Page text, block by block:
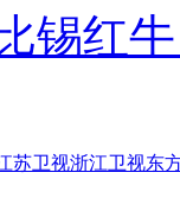
锡红
苏卫视浙江卫视东